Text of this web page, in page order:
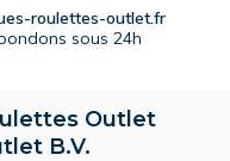
roulettes-outlet.fr
sous 24h
Outlet
B.V.